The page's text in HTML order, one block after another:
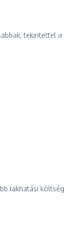
tekintettel
lakhatási